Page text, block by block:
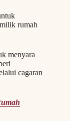
rumah
menyara
cagaran